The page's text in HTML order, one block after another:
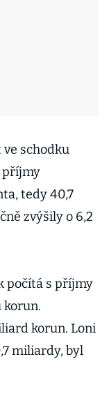
ve schodku
příjmy
tedy 40,7
zvýšily o 6,2
počítá s příjmy
korun.
korun. Loni
miliardy, byl